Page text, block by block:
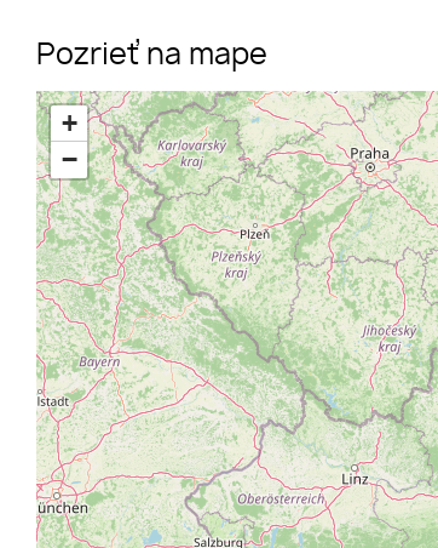
Pozrieť na mape
+
−